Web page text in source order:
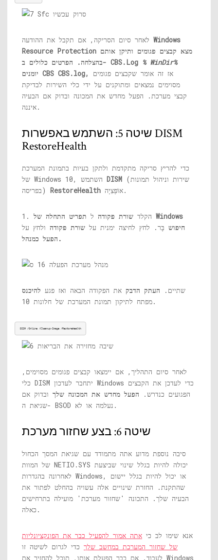
Windows
Resource Protection מצא קבצים פגומים ותיקן אותם
בהצלחה. הפרטים כלולים ב- CBS.Log % WinDir%
יומנים CBS CBS.log,
מסוימים נמצאים ומתוקנים על ידי כלי השירות לבדיקת
קבצי מערכת. הפעל מחדש את המכונה ובדוק אם הבעיה
איננה.
שיטה 5: השתמש באפשרות DISM
RestoreHealth
כדי להריץ סריקה מתקדמת ולתקן בעיות בתמונת המערכת
DISM (שירות וניהול תמונות
בפריסה) RestoreHealth אוֹפְּצִיָה.
1. הקלד שורת פקודה ל תפריט התחלה של Windows
חיפוש בָּר. לחץ לחיצה ימנית על שורת פקודה ולחץ על
הפעל כמנהל.
שתיים. העתק הדבק את הפקודה הבאה ואז פגע להיכנס
מפתח לתיקון תמונת המערכת של חלונות 10.
DISM /Online /Cleanup-Image /RestoreHealth
לאחר סיום התהליך, אם יימצאו קבצים פגומים מסוימים,
כלי DISM יתחבר לעדכון Windows כדי לעדכן את הקבצים
הפגועים כנדרש. הפעל מחדש את המכונה שלך ובדוק אם
שגיאת ה- BSOD נעלמה או לא.
שיטה 6: בצע שחזור מערכת
סיבה נוספת מדוע אתה מתמודד עם שגיאת המסך הכחול
NETIO.SYS
לאחרונה בהגדרות Windows, או יכול להיות בגלל יישום
שהתקנת. החזרת שינויים אלה עשויה בהחלט לפתור את
הבעיה שלך. התכונה 'שחזור מערכת' מועילה בתרחישים
כאלה.
אנא שימו לב כי אתה אמור להפעיל כבר את הפונקציונליות
של שחזור המערכת במחשב שלך כדי לגרום לשיטה זו
לעבוד. אם כבר הפעלת אותו, תוכל להחזיר את Windows